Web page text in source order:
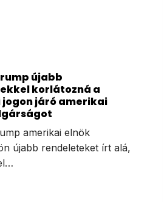
újabb
korlátozná a
jogon járó amerikai
amerikai elnök
újabb rendeleteket írt alá,